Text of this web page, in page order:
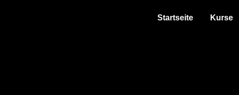
Startseite Kurse